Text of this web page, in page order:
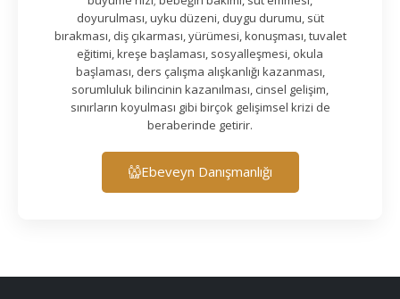
doyurulması, uyku düzeni, duygu durumu, süt
bırakması, diş çıkarması, yürümesi, konuşması, tuvalet
eğitimi, kreşe başlaması, sosyalleşmesi, okula
başlaması, ders çalışma alışkanlığı kazanması,
sorumluluk bilincinin kazanılması, cinsel gelişim,
sınırların koyulması gibi birçok gelişimsel krizi de
beraberinde getirir.
Ebeveyn Danışmanlığı